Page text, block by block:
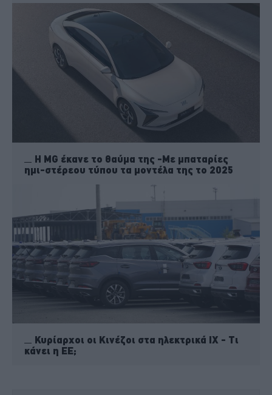
H MG έκανε το θαύμα της -Με μπαταρίες
ημι-στέρεου τύπου τα μοντέλα της το 2025
Κυρίαρχοι οι Κινέζοι στα ηλεκτρικά ΙΧ - Τι
κάνει η ΕΕ;